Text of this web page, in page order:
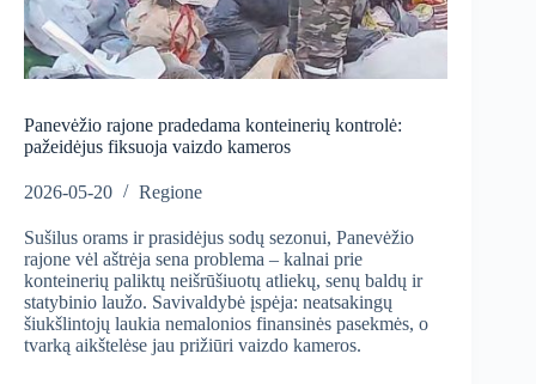
Panevėžio rajone pradedama konteinerių kontrolė:
pažeidėjus fiksuoja vaizdo kameros
2026-05-20 Regione
Sušilus orams ir prasidėjus sodų sezonui, Panevėžio
rajone vėl aštrėja sena problema – kalnai prie
konteinerių paliktų neišrūšiuotų atliekų, senų baldų ir
statybinio laužo. Savivaldybė įspėja: neatsakingų
šiukšlintojų laukia nemalonios finansinės pasekmės, o
tvarką aikštelėse jau prižiūri vaizdo kameros.